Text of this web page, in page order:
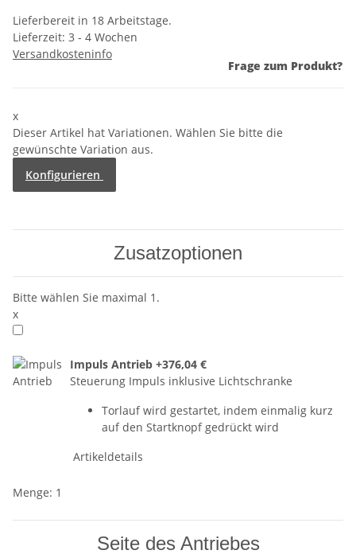
Lieferbereit in 18 Arbeitstage.
Lieferzeit: 3 - 4 Wochen
Versandkosteninfo
Frage zum Produkt?
x
Dieser Artikel hat Variationen. Wählen Sie bitte die
gewünschte Variation aus.
Konfigurieren
Zusatzoptionen
Bitte wählen Sie maximal 1.
x
Impuls Antrieb +376,04 €
Steuerung Impuls inklusive Lichtschranke
Torlauf wird gestartet, indem einmalig kurz
auf den Startknopf gedrückt wird
Artikeldetails
Menge: 1
Seite des Antriebes